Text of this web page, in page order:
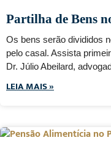
Partilha de Bens
Os bens serão divididos
pelo casal. Assista
Dr. Júlio Abeilard,
LEIA MAIS »